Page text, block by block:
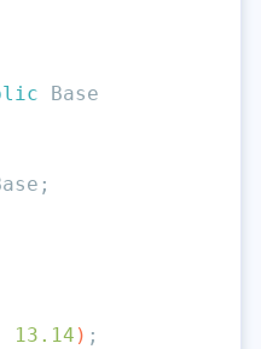
Base
13.14 ) ;